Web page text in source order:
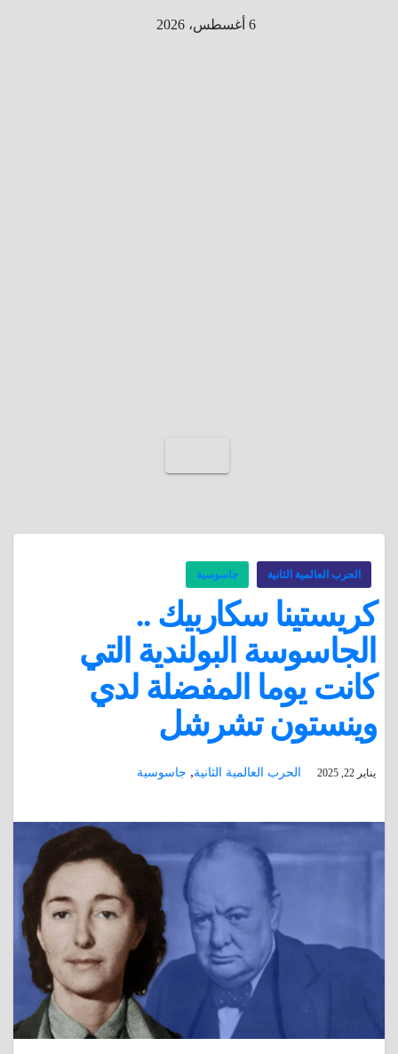
6 أغسطس، 2026
الحرب العالمية الثانية جاسوسية
كريستينا سكاربيك ..
الجاسوسة البولندية التي
كانت يوما المفضلة لدي
وينستون تشرشل
يناير 22, 2025 الحرب العالمية الثانية, جاسوسية